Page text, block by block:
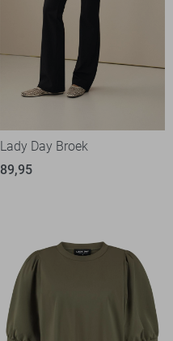
Lady Day Broek
89,95